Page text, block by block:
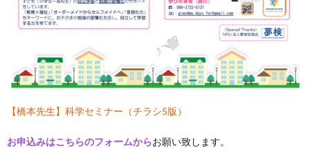
【橋本先生】科学セミナー（チラシ5版）
お申込みはこちらのフォームからお願い致します。